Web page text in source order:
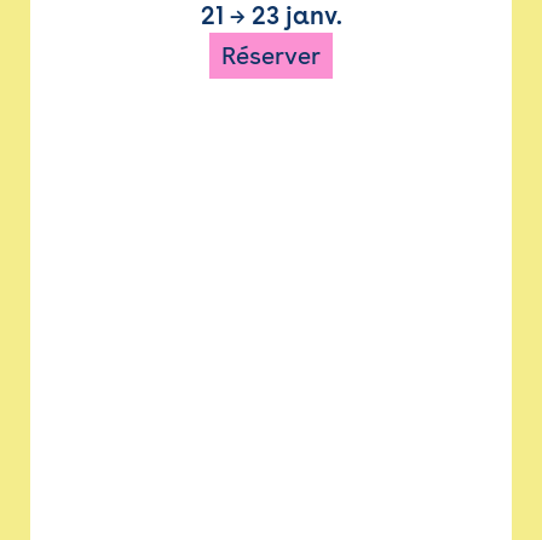
21 → 23 janv.
Réserver